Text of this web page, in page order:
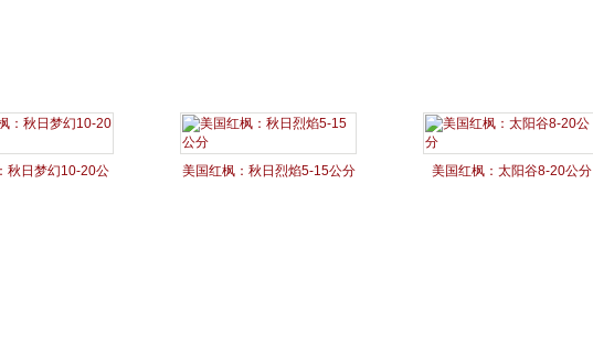
秋日梦幻10-20公 美国红枫：秋日烈焰5-15公分 美国红枫：太阳谷8-20公分